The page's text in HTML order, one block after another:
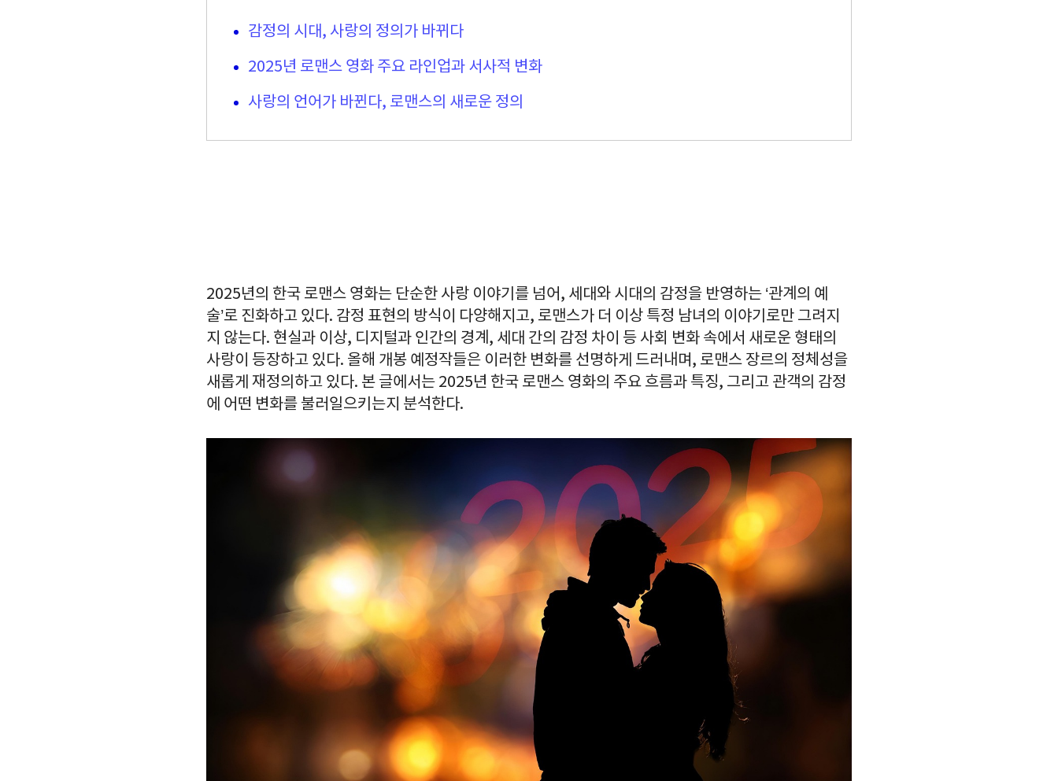
감정의 시대, 사랑의 정의가 바뀌다
2025년 로맨스 영화 주요 라인업과 서사적 변화
사랑의 언어가 바뀐다, 로맨스의 새로운 정의
2025년의 한국 로맨스 영화는 단순한 사랑 이야기를 넘어, 세대와 시대의 감정을 반영하는 ‘관계의 예
술’로 진화하고 있다. 감정 표현의 방식이 다양해지고, 로맨스가 더 이상 특정 남녀의 이야기로만 그려지
지 않는다. 현실과 이상, 디지털과 인간의 경계, 세대 간의 감정 차이 등 사회 변화 속에서 새로운 형태의
사랑이 등장하고 있다. 올해 개봉 예정작들은 이러한 변화를 선명하게 드러내며, 로맨스 장르의 정체성을
새롭게 재정의하고 있다. 본 글에서는 2025년 한국 로맨스 영화의 주요 흐름과 특징, 그리고 관객의 감정
에 어떤 변화를 불러일으키는지 분석한다.